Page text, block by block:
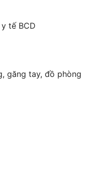
tế BCD
găng tay, đồ phòng